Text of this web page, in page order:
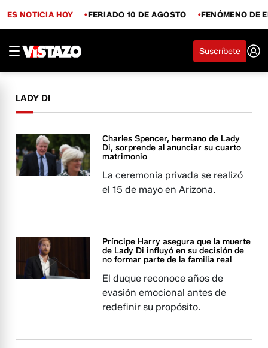
ES NOTICIA HOY FERIADO 10 DE AGOSTO FENÓMENO DE
Suscríbete
LADY DI
Charles Spencer, hermano de Lady
Di, sorprende al anunciar su cuarto
matrimonio
La ceremonia privada se realizó
el 15 de mayo en Arizona.
Príncipe Harry asegura que la muerte
de Lady Di influyó en su decisión de
no formar parte de la familia real
El duque reconoce años de
evasión emocional antes de
redefinir su propósito.